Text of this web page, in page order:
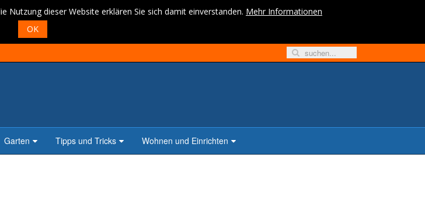
Nutzung dieser Website erklären Sie sich damit einverstanden. Mehr Informationen
OK
Garten Tipps und Tricks Wohnen und Einrichten